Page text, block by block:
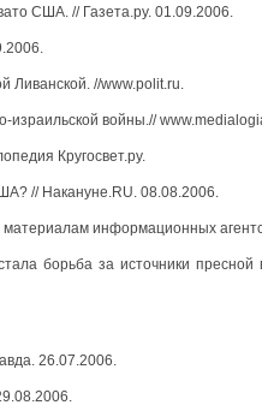
США. // Газета.ру. 01.09.2006.
Ливанской. //www.polit.ru.
израильской войны.//
Кругосвет.ру.
// Накануне.RU. 08.08.2006.
информационных
борьба за источники
26.07.2006.